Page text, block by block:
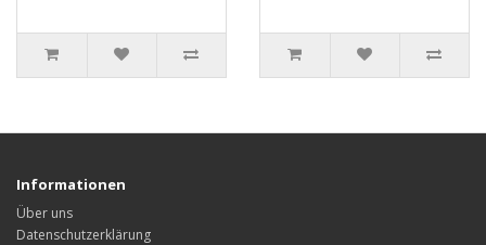
Informationen
Über uns
Datenschutzerklärung